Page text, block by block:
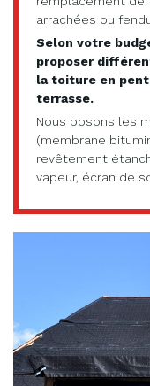
arrachées ou
Selon votre
proposer
la toiture en
terrasse.
Nous posons les
(membrane
revêtement
vapeur, écran de